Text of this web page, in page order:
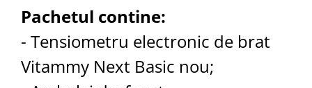
Electrocasnice & climatizare
Ventilatoare
Purificatoare
Incalzitoare corporale
Pachetul contine:
- Tensiometru electronic de brat
Vitammy Next Basic nou;